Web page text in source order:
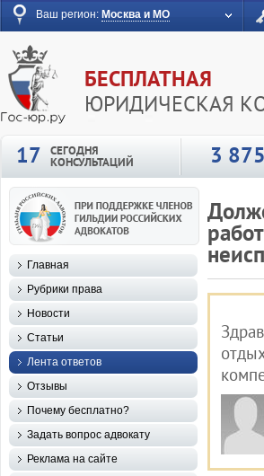
Ваш регион: Москва и МО
БЕСПЛАТНАЯ
ЮРИДИЧЕСКАЯ
17
СЕГОДНЯ
КОНСУЛЬТАЦИЙ 3 875
Главная
Рубрики права
Новости
Статьи
Лента ответов
Отзывы
Почему бесплатно?
Задать вопрос адвокату
Реклама на сайте